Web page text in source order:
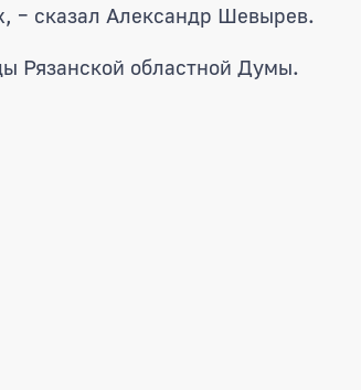
– сказал Александр Шевырев.
Рязанской областной Думы.